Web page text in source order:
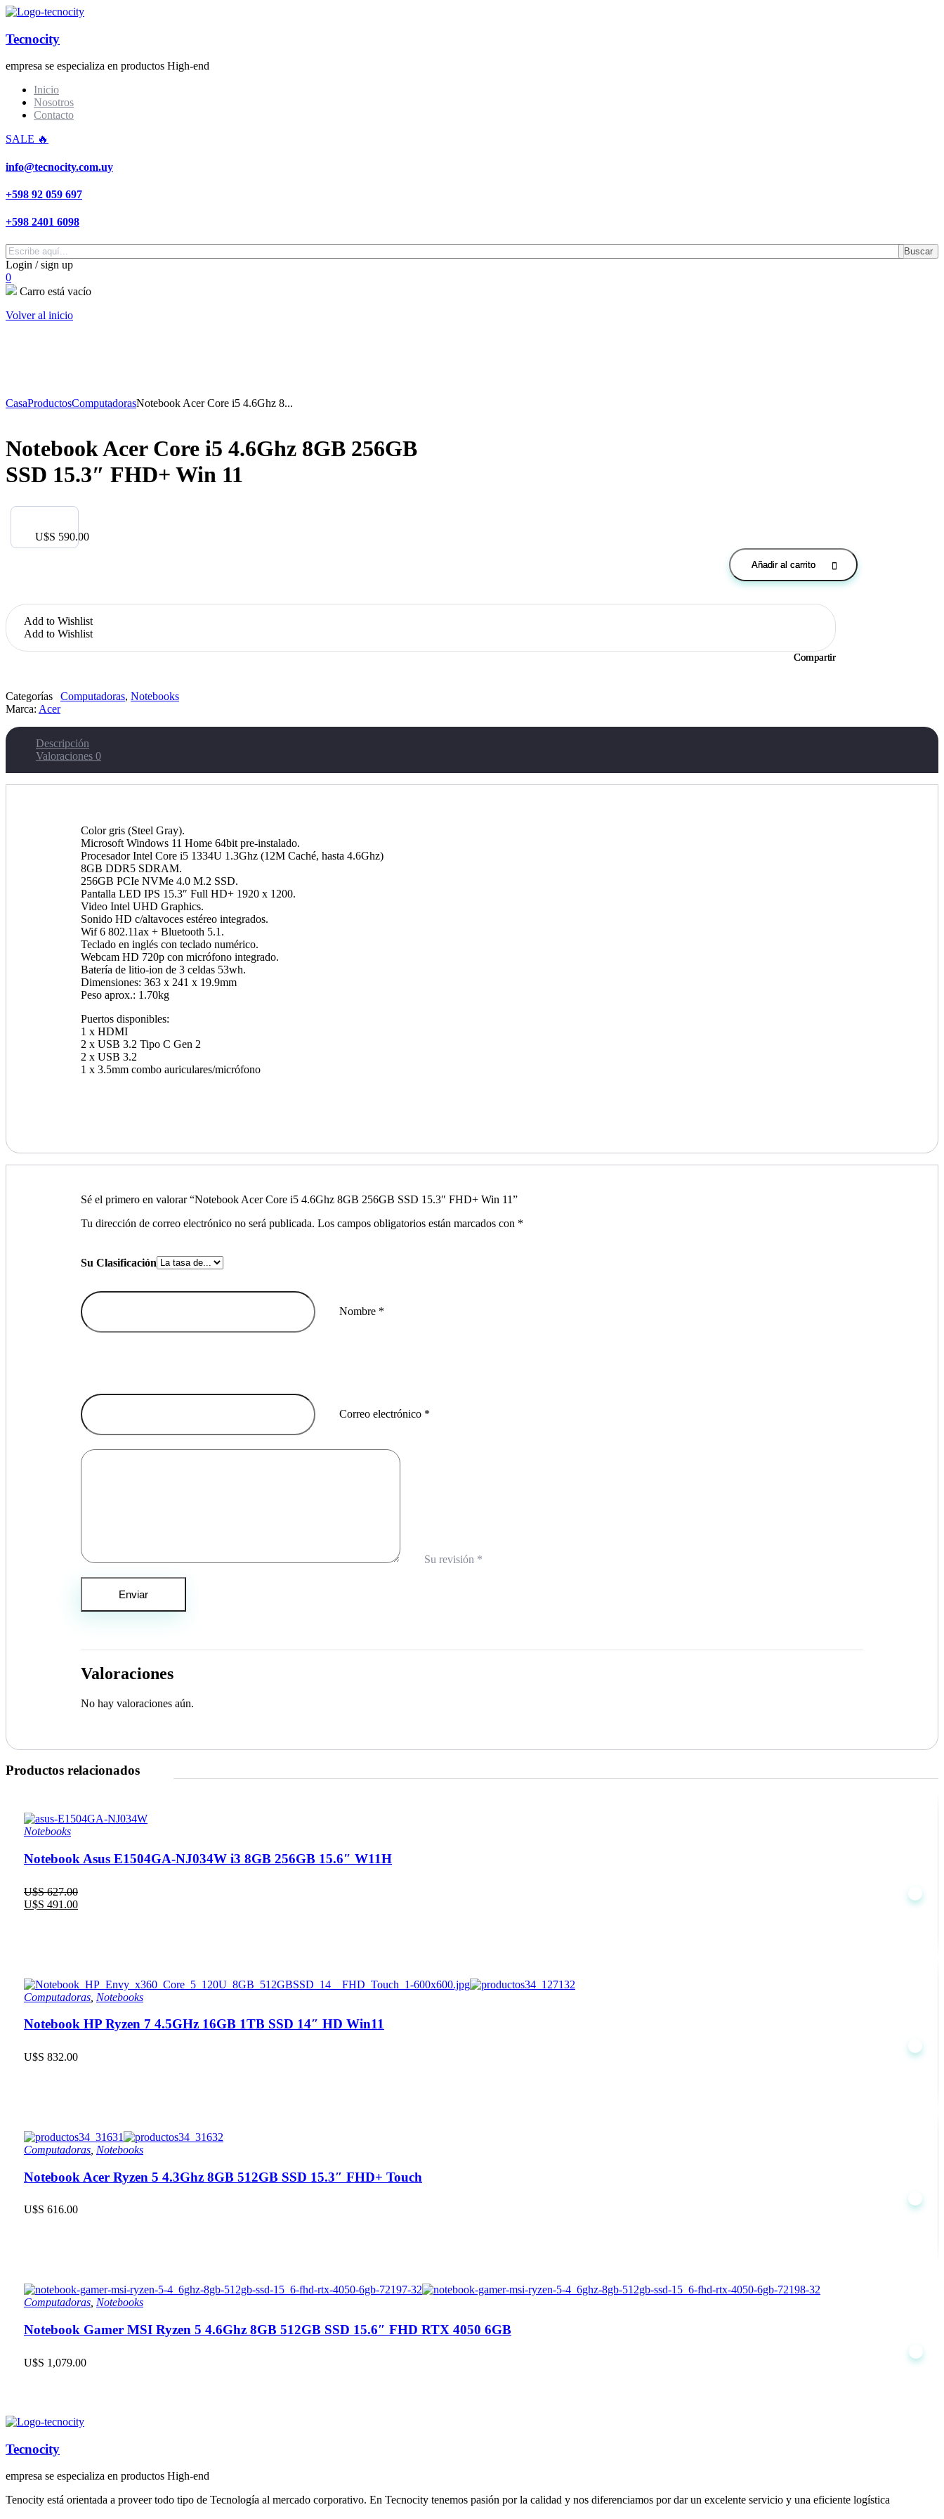
Tecnocity
empresa se especializa en productos High-end
Inicio
Nosotros
Contacto
SALE 🔥
info@tecnocity.com.uy
+598 92 059 697
+598 2401 6098
Buscar
Login / sign up
0
Carro está vacío
Volver al inicio
CasaProductosComputadorasNotebook Acer Core i5 4.6Ghz 8...
Notebook Acer Core i5 4.6Ghz 8GB 256GB
SSD 15.3″ FHD+ Win 11
U$S 590.00
Notebook
i5
15.3"
FHD+
Win
11
Añadir al carrito
Add to Wishlist
Add to Wishlist
Compartir
Categorías Computadoras, Notebooks
Marca: Acer
Descripción
Valoraciones 0
Color gris (Steel Gray).
Microsoft Windows 11 Home 64bit pre-instalado.
Procesador Intel Core i5 1334U 1.3Ghz (12M Caché, hasta 4.6Ghz)
8GB DDR5 SDRAM.
256GB PCIe NVMe 4.0 M.2 SSD.
Pantalla LED IPS 15.3″ Full HD+ 1920 x 1200.
Video Intel UHD Graphics.
Sonido HD c/altavoces estéreo integrados.
Wif 6 802.11ax + Bluetooth 5.1.
Teclado en inglés con teclado numérico.
Webcam HD 720p con micrófono integrado.
Batería de litio-ion de 3 celdas 53wh.
Dimensiones: 363 x 241 x 19.9mm
Peso aprox.: 1.70kg
Puertos disponibles:
1 x HDMI
2 x USB 3.2 Tipo C Gen 2
2 x USB 3.2
1 x 3.5mm combo auriculares/micrófono
Valoraciones
No hay valoraciones aún.
Sé el primero en valorar “Notebook Acer Core i5 4.6Ghz 8GB 256GB SSD 15.3″ FHD+ Win 11”
Tu dirección de correo electrónico no será publicada. Los campos obligatorios están marcados con *
Nombre *
Correo electrónico *
Su Clasificación
Su revisión *
Productos relacionados
Notebook Asus E1504GA-NJ034W i3 8GB 256GB 15.6″ W11H
U$S 491.00
U$S627.00
Notebooks
Notebook HP Ryzen 7 4.5GHz 16GB 1TB SSD 14″ HD Win11
U$S 832.00
Computadoras Notebooks
Notebook Acer Ryzen 5 4.3Ghz 8GB 512GB SSD 15.3″ FHD+ Touch
U$S 616.00
Computadoras Notebooks
Notebook Gamer MSI Ryzen 5 4.6Ghz 8GB 512GB SSD 15.6″ FHD RTX 4050 6GB
U$S 1,079.00
Computadoras Notebooks
Tecnocity
empresa se especializa en productos High-end
Tenocity está orientada a proveer todo tipo de Tecnología al mercado corporativo. En Tecnocity tenemos pasión por la calidad y nos diferenciamos por dar un excelente servicio y una eficiente logística